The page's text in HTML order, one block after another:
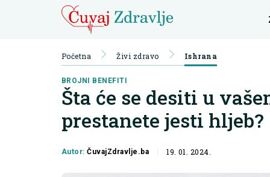
Početna Živi zdravo Ishrana
BROJNI BENEFITI
Šta će se desiti u
prestanete jesti hljeb?
Autor:ČuvajZdravlje.ba 19. 01. 2024.